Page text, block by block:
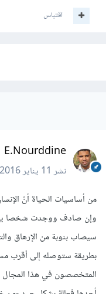
اقتباس
E.Nourddine
نشر11 يناير 2016
من أساسيات الحياة أنّ
وإن صادف ووجدت شخصا
سيصاب بنوبة من الإرهاق
بطريقة ستوصله إلى أقرب
المتخصصون في هذا المجال